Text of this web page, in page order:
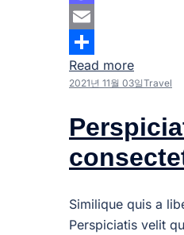
Mastodon
Email
Share
Read more
2021년 11월 03일Travel
Similique quis a
Perspiciatis velit